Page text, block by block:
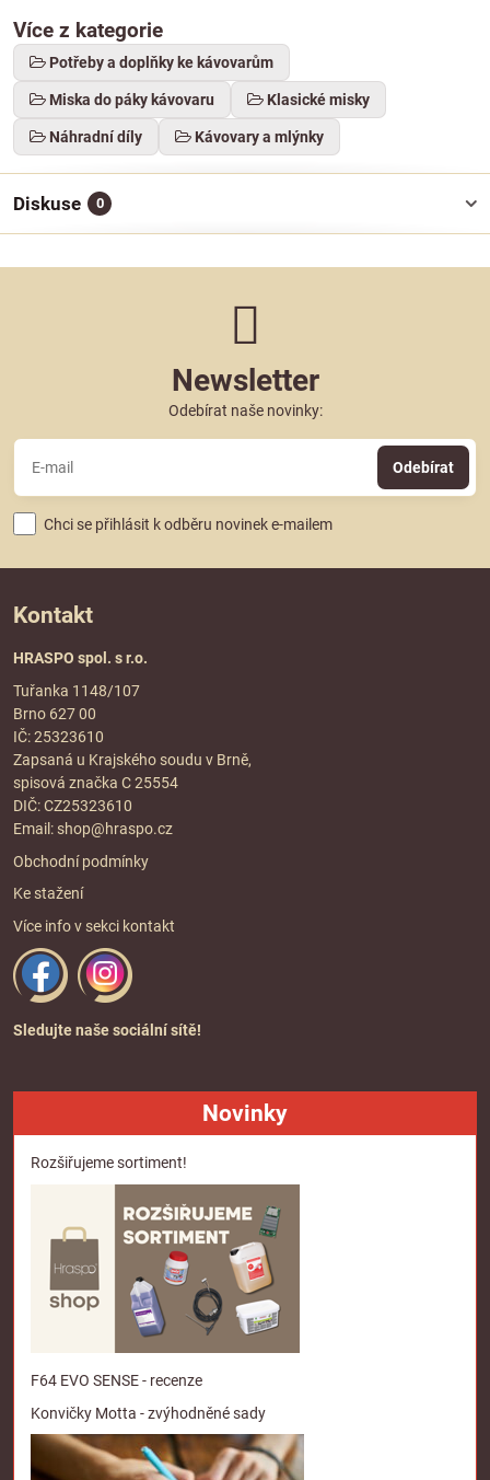
Více z kategorie
Potřeby a doplňky ke kávovarům
Miska do páky kávovaru Klasické misky
Náhradní díly Kávovary a mlýnky
Diskuse 0
Newsletter
Odebírat naše novinky:
Odebírat
Chci se přihlásit k odběru novinek e-mailem
Kontakt
HRASPO spol. s r.o.
Tuřanka 1148/107
Brno 627 00
IČ: 25323610
Zapsaná u Krajského soudu v Brně,
spisová značka C 25554
DIČ: CZ25323610
Email: shop@hraspo.cz
Obchodní podmínky
Ke stažení
Více info v sekci kontakt
Sledujte naše sociální sítě!
Novinky
Rozšiřujeme sortiment!
F64 EVO SENSE - recenze
Konvičky Motta - zvýhodněné sady